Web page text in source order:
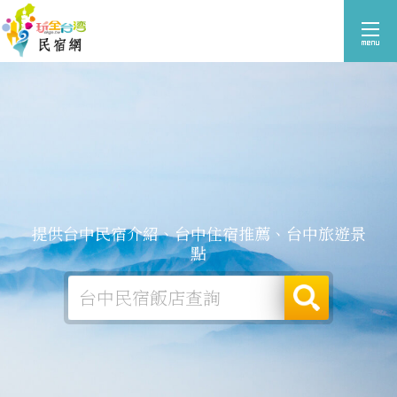
提供台中民宿介紹、台中住宿推薦、台中旅遊景
點